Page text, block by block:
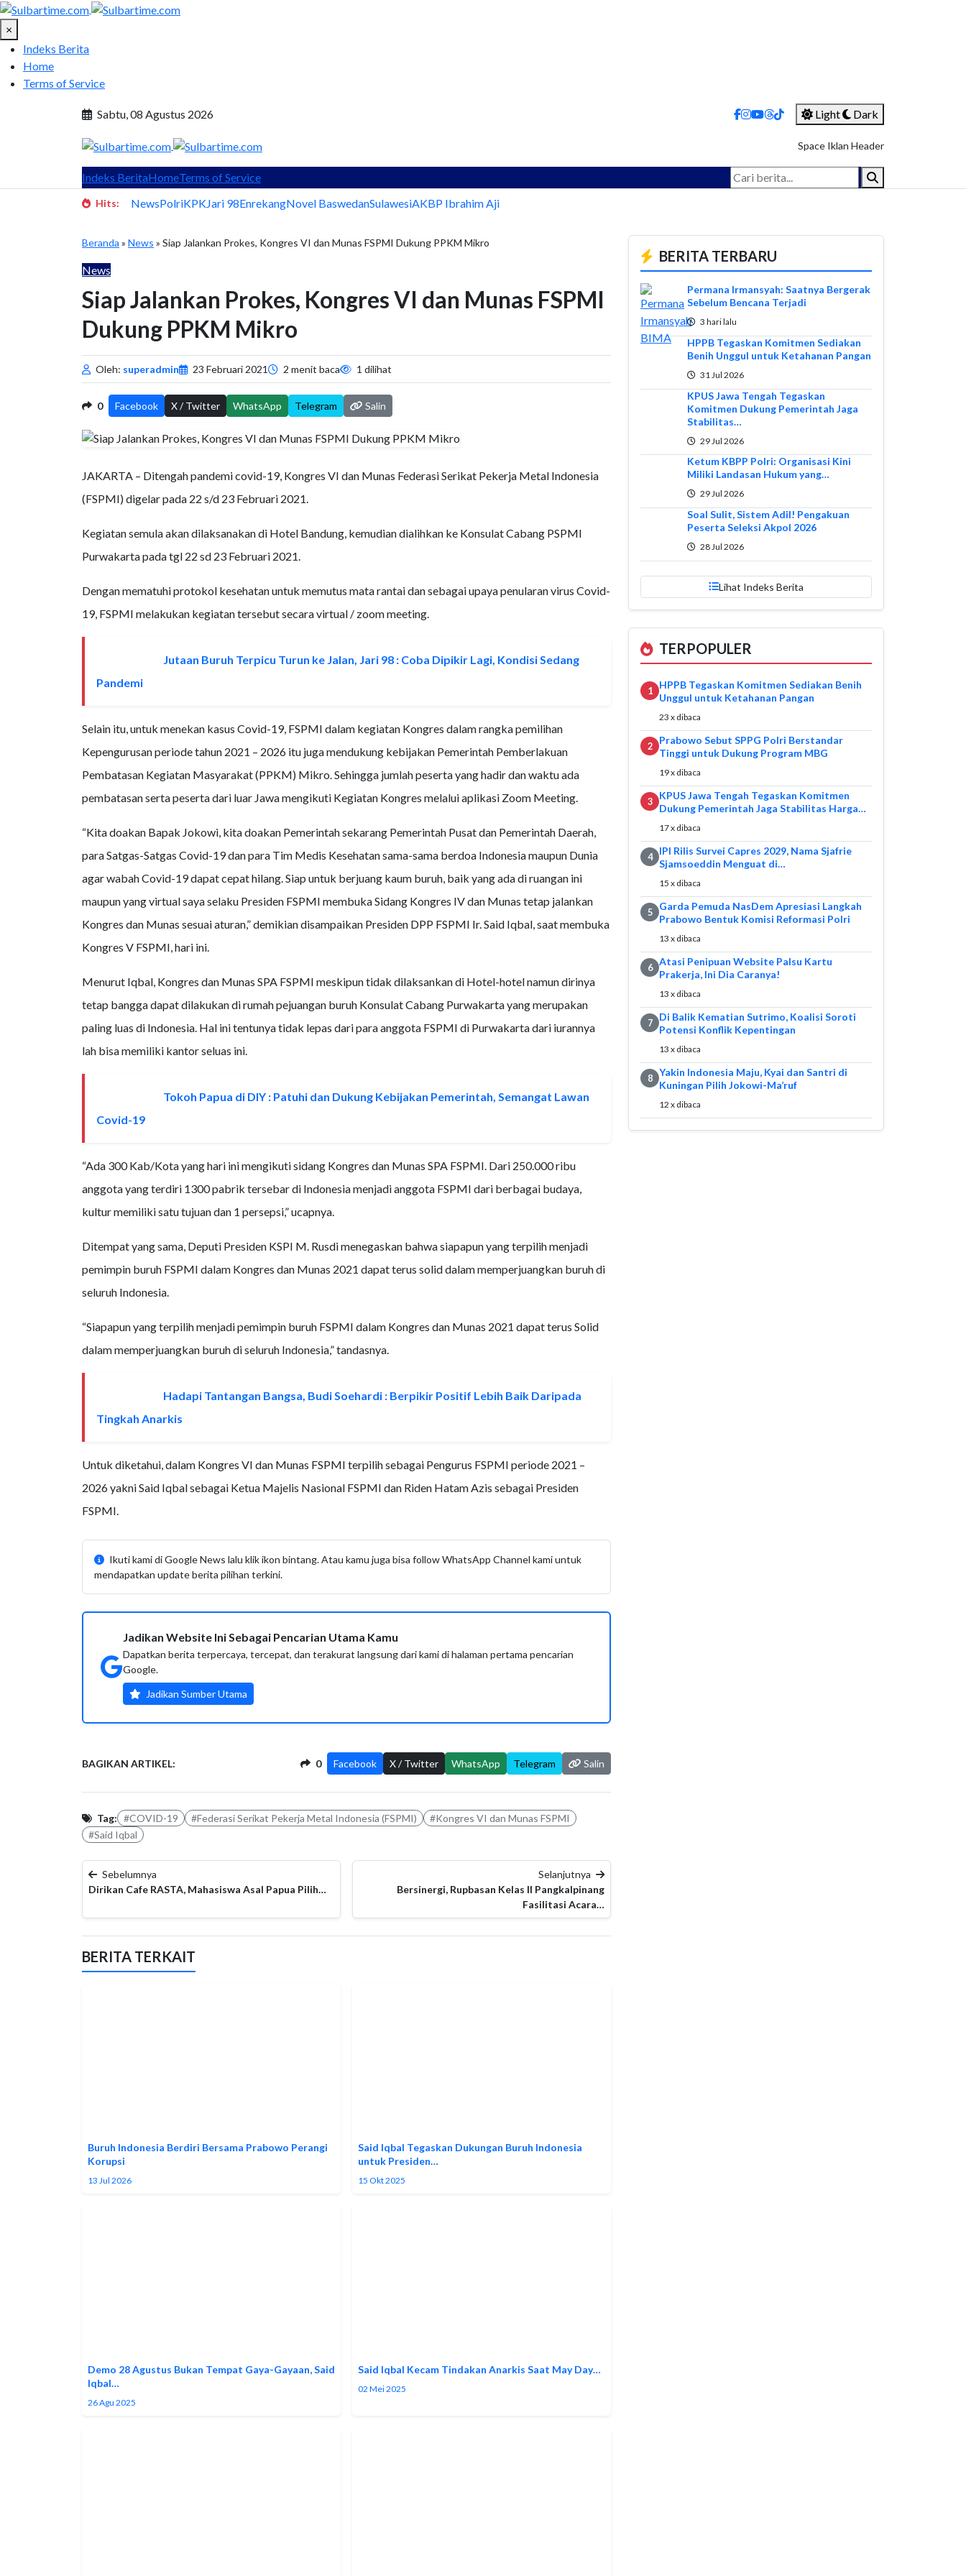
×
Indeks Berita
Home
Terms of Service
Sabtu, 08 Agustus 2026 Light Dark
Space Iklan Header
Indeks BeritaHomeTerms of Service
Hits: NewsPolriKPKJari 98EnrekangNovel BaswedanSulawesiAKBP Ibrahim Aji
Beranda » News » Siap Jalankan Prokes, Kongres VI dan Munas FSPMI Dukung PPKM Mikro
News
Siap Jalankan Prokes, Kongres VI dan Munas FSPMI
Dukung PPKM Mikro
Oleh: superadmin 23 Februari 2021 2 menit baca 1 dilihat
0 Facebook X / Twitter WhatsApp Telegram Salin
JAKARTA – Ditengah pandemi covid-19, Kongres VI dan Munas Federasi Serikat Pekerja Metal Indonesia
(FSPMI) digelar pada 22 s/d 23 Februari 2021.
Kegiatan semula akan dilaksanakan di Hotel Bandung, kemudian dialihkan ke Konsulat Cabang PSPMI
Purwakarta pada tgl 22 sd 23 Februari 2021.
Dengan mematuhi protokol kesehatan untuk memutus mata rantai dan sebagai upaya penularan virus Covid-
19, FSPMI melakukan kegiatan tersebut secara virtual / zoom meeting.
Jutaan Buruh Terpicu Turun ke Jalan, Jari 98 : Coba Dipikir Lagi, Kondisi Sedang
Pandemi
Selain itu, untuk menekan kasus Covid-19, FSPMI dalam kegiatan Kongres dalam rangka pemilihan
Kepengurusan periode tahun 2021 – 2026 itu juga mendukung kebijakan Pemerintah Pemberlakuan
Pembatasan Kegiatan Masyarakat (PPKM) Mikro. Sehingga jumlah peserta yang hadir dan waktu ada
pembatasan serta peserta dari luar Jawa mengikuti Kegiatan Kongres melalui aplikasi Zoom Meeting.
“Kita doakan Bapak Jokowi, kita doakan Pemerintah sekarang Pemerintah Pusat dan Pemerintah Daerah,
para Satgas-Satgas Covid-19 dan para Tim Medis Kesehatan sama-sama berdoa Indonesia maupun Dunia
agar wabah Covid-19 dapat cepat hilang. Siap untuk berjuang kaum buruh, baik yang ada di ruangan ini
maupun yang virtual saya selaku Presiden FSPMI membuka Sidang Kongres IV dan Munas tetap jalankan
Kongres dan Munas sesuai aturan,” demikian disampaikan Presiden DPP FSPMI Ir. Said Iqbal, saat membuka
Kongres V FSPMI, hari ini.
Menurut Iqbal, Kongres dan Munas SPA FSPMI meskipun tidak dilaksankan di Hotel-hotel namun dirinya
tetap bangga dapat dilakukan di rumah pejuangan buruh Konsulat Cabang Purwakarta yang merupakan
paling luas di Indonesia. Hal ini tentunya tidak lepas dari para anggota FSPMI di Purwakarta dari iurannya
lah bisa memiliki kantor seluas ini.
Tokoh Papua di DIY : Patuhi dan Dukung Kebijakan Pemerintah, Semangat Lawan
Covid-19
“Ada 300 Kab/Kota yang hari ini mengikuti sidang Kongres dan Munas SPA FSPMI. Dari 250.000 ribu
anggota yang terdiri 1300 pabrik tersebar di Indonesia menjadi anggota FSPMI dari berbagai budaya,
kultur memiliki satu tujuan dan 1 persepsi,” ucapnya.
Ditempat yang sama, Deputi Presiden KSPI M. Rusdi menegaskan bahwa siapapun yang terpilih menjadi
pemimpin buruh FSPMI dalam Kongres dan Munas 2021 dapat terus solid dalam memperjuangkan buruh di
seluruh Indonesia.
“Siapapun yang terpilih menjadi pemimpin buruh FSPMI dalam Kongres dan Munas 2021 dapat terus Solid
dalam memperjuangkan buruh di seluruh Indonesia,” tandasnya.
Hadapi Tantangan Bangsa, Budi Soehardi : Berpikir Positif Lebih Baik Daripada
Tingkah Anarkis
Untuk diketahui, dalam Kongres VI dan Munas FSPMI terpilih sebagai Pengurus FSPMI periode 2021 –
2026 yakni Said Iqbal sebagai Ketua Majelis Nasional FSPMI dan Riden Hatam Azis sebagai Presiden
FSPMI.
Ikuti kami di Google News lalu klik ikon bintang. Atau kamu juga bisa follow WhatsApp Channel kami untuk
mendapatkan update berita pilihan terkini.
Jadikan Website Ini Sebagai Pencarian Utama Kamu
Dapatkan berita terpercaya, tercepat, dan terakurat langsung dari kami di halaman pertama pencarian
Google.
Jadikan Sumber Utama
BAGIKAN ARTIKEL: 0 Facebook X / Twitter WhatsApp Telegram Salin
Tag: #COVID-19 #Federasi Serikat Pekerja Metal Indonesia (FSPMI)
#Kongres VI dan Munas FSPMI
#Said Iqbal
Sebelumnya
Dirikan Cafe RASTA, Mahasiswa Asal Papua Pilih…
Selanjutnya
Bersinergi, Rupbasan Kelas II Pangkalpinang
Fasilitasi Acara…
BERITA TERKAIT
Buruh Indonesia Berdiri Bersama Prabowo Perangi
Korupsi
13 Jul 2026
Said Iqbal Tegaskan Dukungan Buruh Indonesia
untuk Presiden…
15 Okt 2025
Demo 28 Agustus Bukan Tempat Gaya-Gayaan, Said
Iqbal…
26 Agu 2025
Said Iqbal Kecam Tindakan Anarkis Saat May Day…
02 Mei 2025
BERITA TERBARU
Permana Irmansyah: Saatnya Bergerak
Sebelum Bencana Terjadi
3 hari lalu
HPPB Tegaskan Komitmen Sediakan
Benih Unggul untuk Ketahanan Pangan
31 Jul 2026
KPUS Jawa Tengah Tegaskan
Komitmen Dukung Pemerintah Jaga
Stabilitas…
29 Jul 2026
Ketum KBPP Polri: Organisasi Kini
Miliki Landasan Hukum yang…
29 Jul 2026
Soal Sulit, Sistem Adil! Pengakuan
Peserta Seleksi Akpol 2026
28 Jul 2026
Lihat Indeks Berita
TERPOPULER
1
HPPB Tegaskan Komitmen Sediakan Benih
Unggul untuk Ketahanan Pangan
23 x dibaca
2
Prabowo Sebut SPPG Polri Berstandar
Tinggi untuk Dukung Program MBG
19 x dibaca
3
KPUS Jawa Tengah Tegaskan Komitmen
Dukung Pemerintah Jaga Stabilitas Harga…
17 x dibaca
4
IPI Rilis Survei Capres 2029, Nama Sjafrie
Sjamsoeddin Menguat di…
15 x dibaca
5
Garda Pemuda NasDem Apresiasi Langkah
Prabowo Bentuk Komisi Reformasi Polri
13 x dibaca
6 Atasi Penipuan Website Palsu Kartu
Prakerja, Ini Dia Caranya!
13 x dibaca
7
Di Balik Kematian Sutrimo, Koalisi Soroti
Potensi Konflik Kepentingan
13 x dibaca
8 Yakin Indonesia Maju, Kyai dan Santri di
Kuningan Pilih Jokowi-Ma’ruf
12 x dibaca